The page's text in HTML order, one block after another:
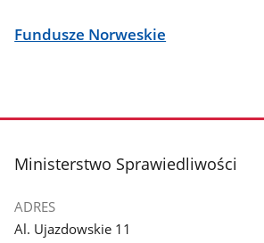
Fundusze Norweskie
stopka
Ministerstwo Sprawiedliwości
ADRES
Al. Ujazdowskie 11